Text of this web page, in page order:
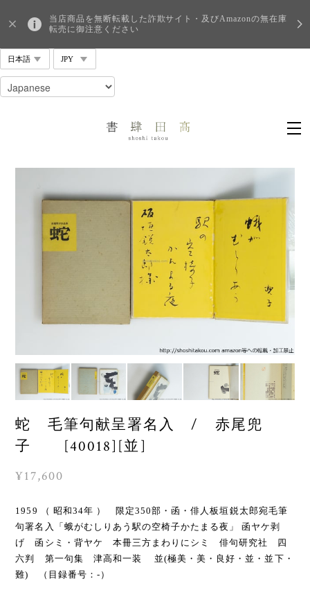
当店商品を無断転載した詐欺サイト・及びAmazonの無在庫
転売に御注意ください
蛇 毛筆句献呈署名入 / 赤尾兜
子 [40018][並]
¥17,600
1959 （ 昭和34年 ） 限定350部・函・俳人板垣鋭太郎宛毛筆
句署名入「蛾がむしりあう駅の空椅子かたまる夜」 函ヤケ剥
げ 函シミ・背ヤケ 本冊三方まわりにシミ 俳句研究社 四
六判 第一句集 津高和一装 並(極美・美・良好・並・並下・
難) （目録番号：-）